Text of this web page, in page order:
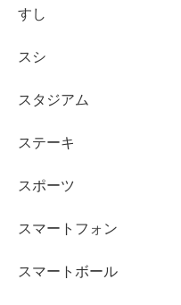
すし
スシ
スタジアム
ステーキ
スポーツ
スマートフォン
スマートボール